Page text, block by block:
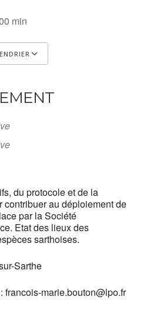
min
du protocole et de la
contribuer au déploiement de
par la Société
Etat des lieux des
sarthoises.
Sarthe
francois-marie.bouton@lpo.fr